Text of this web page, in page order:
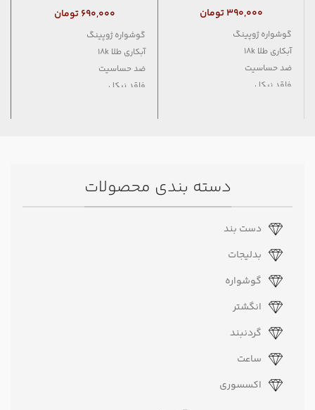
۳۹۰,۰۰۰ تومان
گوشواره ژوپینگ
آبکاری طلا 18k
ضد حساسیت
فاقد نیکل
۶۹۰,۰۰۰ تومان
گوشواره ژوپینگ
آبکاری طلا 18k
ضد حساسیت
فاقد نیکل
دسته بندی محصولات
دست بند
بدلیجات
گوشواره
انگشتر
گردنبند
ساعت
اکسسوری